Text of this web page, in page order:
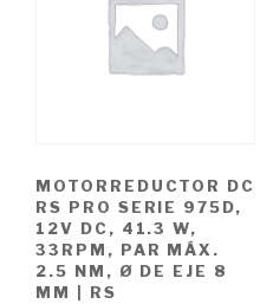
MOTORREDUCTOR DC
RS PRO SERIE 975D,
12V DC, 41.3 W,
33RPM, PAR MÁX.
2.5 NM, Ø DE EJE 8
MM | RS